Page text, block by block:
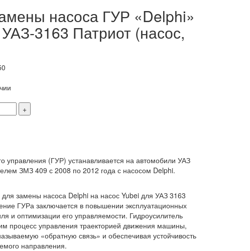
насоса ГУР «Delphi»
3163 Патриот (насос,
+
управления (ГУР) устанавливается на автомобили УАЗ
ЗМЗ 409 с 2008 по 2012 года с насосом Delphi.
замены насоса Delphi на насос Yubei для УАЗ 3163
ГУРа заключается в повышении эксплуатационных
и оптимизации его управляемости. Гидроусилитель
процесс управления траекторией движения машины,
«обратную связь» и обеспечивая устойчивость
направления.